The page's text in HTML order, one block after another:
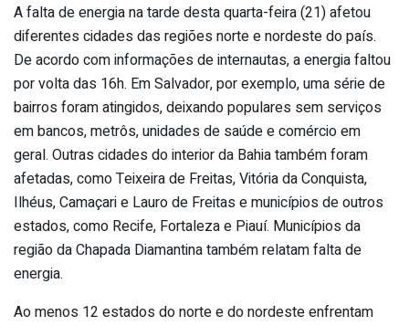
A falta de energia na tarde desta quarta-feira (21) afetou
diferentes cidades das regiões norte e nordeste do país.
De acordo com informações de internautas, a energia faltou
por volta das 16h. Em Salvador, por exemplo, uma série de
bairros foram atingidos, deixando populares sem serviços
em bancos, metrôs, unidades de saúde e comércio em
geral. Outras cidades do interior da Bahia também foram
afetadas, como Teixeira de Freitas, Vitória da Conquista,
Ilhéus, Camaçari e Lauro de Freitas e municípios de outros
estados, como Recife, Fortaleza e Piauí. Municípios da
região da Chapada Diamantina também relatam falta de
energia.
Ao menos 12 estados do norte e do nordeste enfrentam